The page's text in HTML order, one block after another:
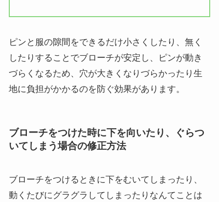
ピンと服の隙間をできるだけ小さくしたり、無く
したりすることでブローチが安定し、ピンが動き
づらくなるため、穴が大きくなりづらかったり生
地に負担がかかるのを防ぐ効果があります。
ブローチをつけた時に下を向いたり、ぐらつ
いてしまう場合の修正方法
ブローチをつけるときに下をむいてしまったり、
動くたびにグラグラしてしまったりなんてことは